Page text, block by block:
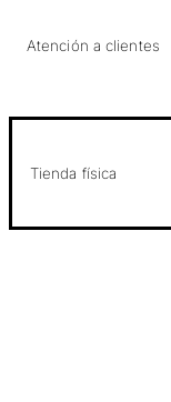
Atención a clientes
Tienda física